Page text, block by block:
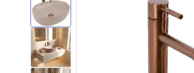
Puertas de ducha
Platos de ducha
Drenajes lineales